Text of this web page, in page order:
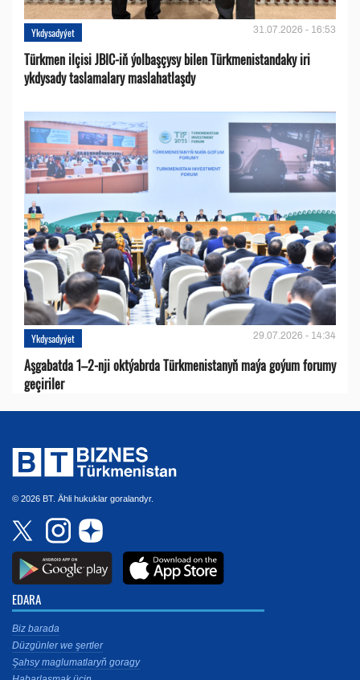
Ykdysadyýet 31.07.2026 - 16:53
Türkmen ilçisi JBIC-iň ýolbaşçysy bilen Türkmenistandaky iri
ykdysady taslamalary maslahatlaşdy
Ykdysadyýet 29.07.2026 - 14:34
Aşgabatda 1–2-nji oktýabrda Türkmenistanyň maýa goýum forumy
geçiriler
© 2026 BT. Ähli hukuklar goralandyr.
EDARA
Biz barada
Düzgünler we şertler
Şahsy maglumatlaryň goragy